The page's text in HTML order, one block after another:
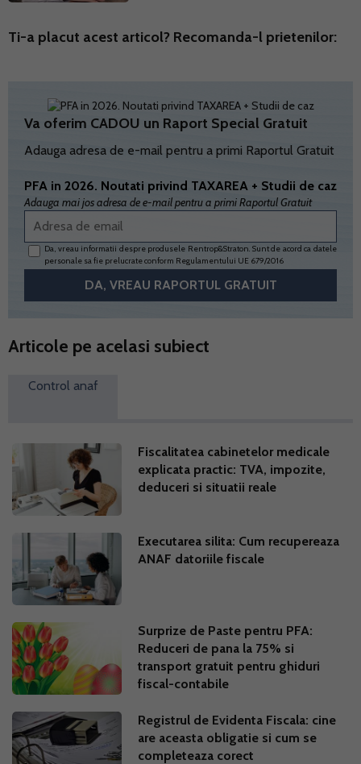
Ti-a placut acest articol? Recomanda-l prietenilor:
Va oferim CADOU un Raport Special Gratuit
Adauga adresa de e-mail pentru a primi Raportul Gratuit
PFA in 2026. Noutati privind TAXAREA + Studii de caz
Adauga mai jos adresa de e-mail pentru a primi Raportul Gratuit
Da, vreau informatii despre produsele Rentrop&Straton. Sunt de acord ca datele
personale sa fie prelucrate conform Regulamentului UE 679/2016
Articole pe acelasi subiect
Control anaf
Fiscalitatea cabinetelor medicale
explicata practic: TVA, impozite,
deduceri si situatii reale
Executarea silita: Cum recupereaza
ANAF datoriile fiscale
Surprize de Paste pentru PFA:
Reduceri de pana la 75% si
transport gratuit pentru ghiduri
fiscal-contabile
Registrul de Evidenta Fiscala: cine
are aceasta obligatie si cum se
completeaza corect